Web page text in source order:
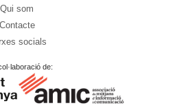
Qui som
Contacte
socials
de: